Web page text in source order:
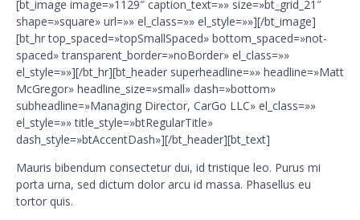
[bt_image image=»1129″ caption_text=»» size=»bt_grid_21″
shape=»square» url=»» el_class=»» el_style=»»][/bt_image]
[bt_hr top_spaced=»topSmallSpaced» bottom_spaced=»not-
spaced» transparent_border=»noBorder» el_class=»»
el_style=»»][/bt_hr][bt_header superheadline=»» headline=»Matt
McGregor» headline_size=»small» dash=»bottom»
subheadline=»Managing Director, CarGo LLC» el_class=»»
el_style=»» title_style=»btRegularTitle»
dash_style=»btAccentDash»][/bt_header][bt_text]
Mauris bibendum consectetur dui, id tristique leo. Purus mi
porta urna, sed dictum dolor arcu id massa. Phasellus eu
tortor quis.